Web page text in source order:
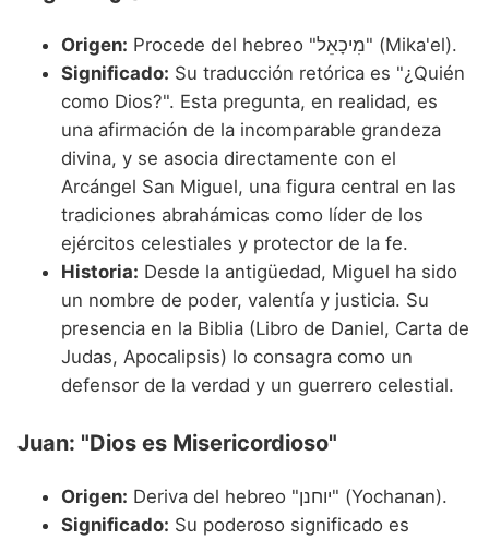
Nombres de niño que empiezan por X
Nombres de niño que empiezan por Y
Nombres de niño que empiezan por Z
Origen:
Procede del hebreo "מִיכָאֵל" (Mika'el).
Significado: Su traducción retórica es "¿Quién
como Dios?". Esta pregunta, en realidad, es
una afirmación de la incomparable grandeza
divina, y se asocia directamente con el
Arcángel San Miguel, una figura central en las
tradiciones abrahámicas como líder de los
ejércitos celestiales y protector de la fe.
Historia: Desde la antigüedad, Miguel ha sido
un nombre de poder, valentía y justicia. Su
presencia en la Biblia (Libro de Daniel, Carta de
Judas, Apocalipsis) lo consagra como un
defensor de la verdad y un guerrero celestial.
Juan: "Dios es Misericordioso"
Origen:
Deriva del hebreo "יוחנן" (Yochanan).
Significado: Su poderoso significado es